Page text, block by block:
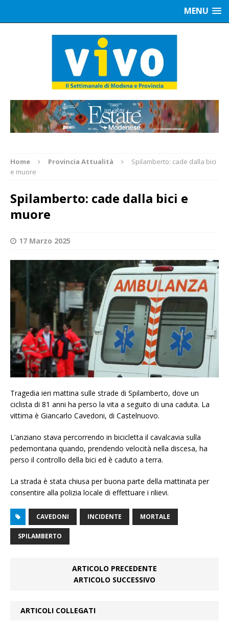
MENU
Home Provincia Attualità
Spilamberto: cade dalla bici
e muore
Spilamberto: cade dalla bici e
muore
17 Marzo 2025
Tragedia ieri mattina sulle strade di Spilamberto, dove un
ciclista di 81 anni ha perso la vita a seguito di una caduta. La
vittima è Giancarlo Cavedoni, di Castelnuovo.
L’anziano stava percorrendo in bicicletta il cavalcavia sulla
pedemontana quando, prendendo velocità nella discesa, ha
perso il controllo della bici ed è caduto a terra.
La strada è stata chiusa per buona parte della mattinata per
consentire alla polizia locale di effettuare i rilievi.
CAVEDONI INCIDENTE MORTALE
SPILAMBERTO
ARTICOLO PRECEDENTE
ARTICOLO SUCCESSIVO
ARTICOLI COLLEGATI